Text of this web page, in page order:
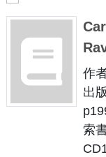
作
出
索